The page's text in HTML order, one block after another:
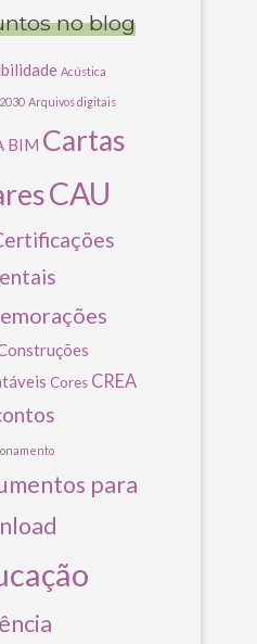
no blog
Acústica
Arquivos digitais
BIM Cartas
CAU
Cores CREA
para